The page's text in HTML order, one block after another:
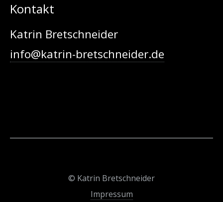
Kontakt
Katrin Bretschneider
info@katrin-bretschneider.de
© Katrin Bretschneider
Impressum